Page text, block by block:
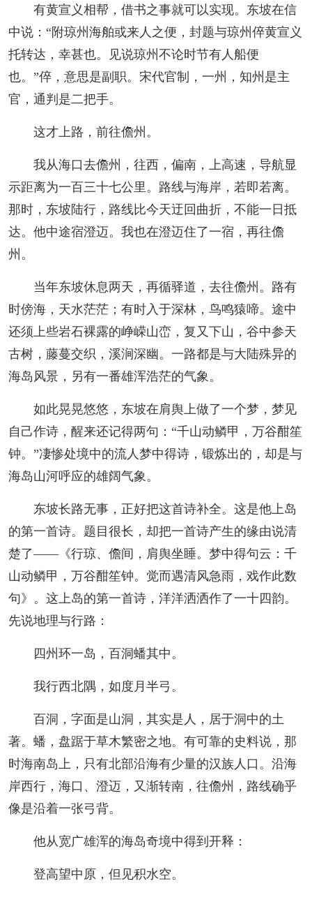
有黄宣义相帮，借书之事就可以实现。东坡在信
中说：“附琼州海舶或来人之便，封题与琼州倅黄宣义
托转达，幸甚也。见说琼州不论时节有人船便
也。”倅，意思是副职。宋代官制，一州，知州是主
官，通判是二把手。
这才上路，前往儋州。
我从海口去儋州，往西，偏南，上高速，导航显
示距离为一百三十七公里。路线与海岸，若即若离。
那时，东坡陆行，路线比今天迂回曲折，不能一日抵
达。他中途宿澄迈。我也在澄迈住了一宿，再往儋
州。
当年东坡休息两天，再循驿道，去往儋州。路有
时傍海，天水茫茫；有时入于深林，鸟鸣猿啼。途中
还须上些岩石裸露的峥嵘山峦，复又下山，谷中参天
古树，藤蔓交织，溪涧深幽。一路都是与大陆殊异的
海岛风景，另有一番雄浑浩茫的气象。
如此晃晃悠悠，东坡在肩舆上做了一个梦，梦见
自己作诗，醒来还记得两句：“千山动鳞甲，万谷酣笙
钟。”凄惨处境中的流人梦中得诗，锻炼出的，却是与
海岛山河呼应的雄阔气象。
东坡长路无事，正好把这首诗补全。这是他上岛
的第一首诗。题目很长，却把一首诗产生的缘由说清
楚了——《行琼、儋间，肩舆坐睡。梦中得句云：千
山动鳞甲，万谷酣笙钟。觉而遇清风急雨，戏作此数
句》。这上岛的第一首诗，洋洋洒洒作了一十四韵。
先说地理与行路：
四州环一岛，百洞蟠其中。
我行西北隅，如度月半弓。
百洞，字面是山洞，其实是人，居于洞中的土
著。蟠，盘踞于草木繁密之地。有可靠的史料说，那
时海南岛上，只有北部沿海有少量的汉族人口。沿海
岸西行，海口、澄迈，又渐转南，往儋州，路线确乎
像是沿着一张弓背。
他从宽广雄浑的海岛奇境中得到开释：
登高望中原，但见积水空。